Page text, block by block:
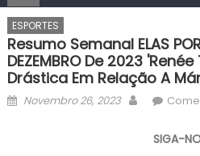
ESPORTES
Resumo Semanal ELAS
DEZEMBRO De 2023
Drástica Em Relação A
Posted
Novembro 26, 2023 Author
SIGA-